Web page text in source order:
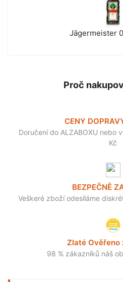
Jägermeister
Proč
CENY
Doručení do ALZABOXU nebo
Kč
BEZPEČNĚ
Veškeré zboží odesíláme
Zlaté Ověřeno
98 % zákazníků náš